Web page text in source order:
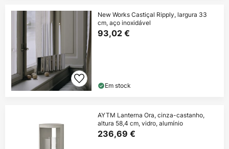
New Works Castiçal Ripply, largura 33
cm, aço inoxidável
93,02 €
Em stock
AYTM Lanterna Ora, cinza-castanho,
altura 58,4 cm, vidro, alumínio
236,69 €